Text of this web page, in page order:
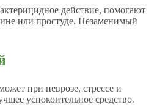
действие, помогают
или простуде. Незаменимый
при неврозе, стрессе и
успокоительное средство.